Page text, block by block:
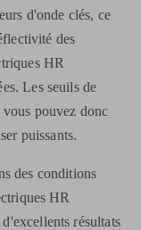
d'onde clés, ce
des
HR
Les seuils de
vous pouvez donc
puissants.
des conditions
HR
résultats